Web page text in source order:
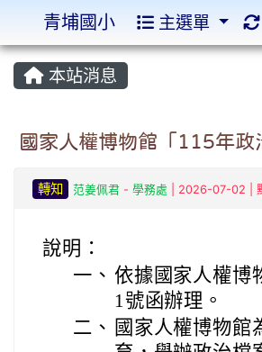
:::
本站消息
國家人權博物館「115年政
轉知 范姜佩君- 學務處 | 2026-07-02 |
說明：
一、 依據國家人權博
1號函辦理。
二、 國家人權博物館
青埔國小 ::: 主選單